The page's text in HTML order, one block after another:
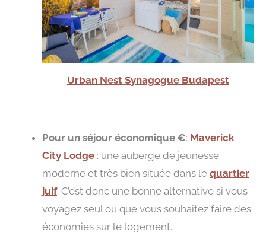
Urban Nest Synagogue Budapest
Pour un séjour économique €: Maverick
City Lodge : une auberge de jeunesse
moderne et très bien située dans le quartier
juif. C’est donc une bonne alternative si vous
voyagez seul ou que vous souhaitez faire des
économies sur le logement.